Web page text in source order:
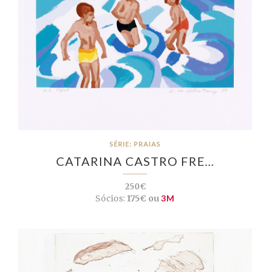
SÉRIE: PRAIAS
CATARINA CASTRO FRE…
250€
Sócios: 175€ ou3M